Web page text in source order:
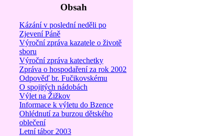
Obsah
Kázání v poslední neděli po
Zjevení Páně
Výroční zpráva kazatele o životě
sboru
Výroční zpráva katechetky
Zpráva o hospodaření za rok 2002
Odpověď br. Fučikovskému
O spojitých nádobách
Výlet na Žižkov
Informace k výletu do Bzence
Ohlédnutí za burzou dětského
oblečení
Letní tábor 2003